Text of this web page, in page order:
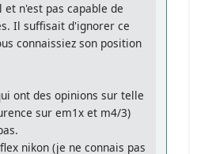
n'est pas capable de
Il suffisait d'ignorer ce
connaissiez son position
ont des opinions sur telle
sur em1x et m4/3)
nikon (je ne connais pas